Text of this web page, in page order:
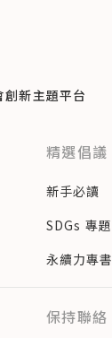
創新主題平台
精選倡議
新手必讀
SDGs 專題
永續力專書
保持聯絡